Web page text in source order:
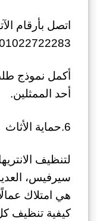
أكمل نموذج
أحد الممثلين.
6.حماية الأثاث
لتنظيف
سيرفيس،
هي امتلاك
كيفية تنظيف